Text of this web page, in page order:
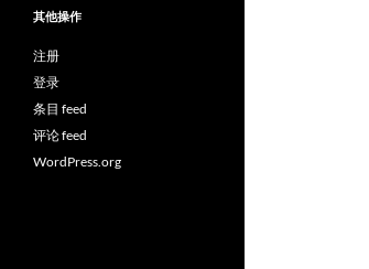
其他操作
注册
登录
条目 feed
评论 feed
WordPress.org